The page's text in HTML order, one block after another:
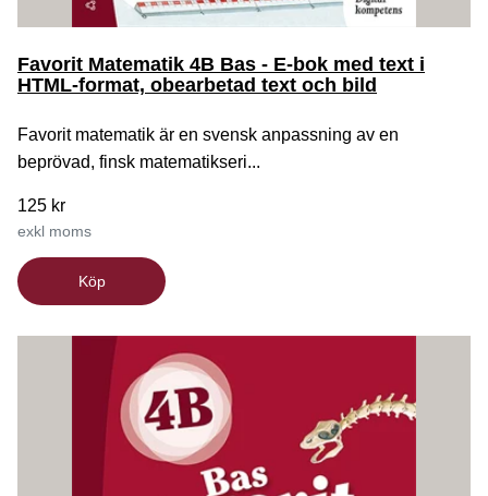
Favorit Matematik 4B Bas - E-bok med text i
HTML-format, obearbetad text och bild
Favorit matematik är en svensk anpassning av en
beprövad, finsk matematikseri...
125 kr
exkl moms
Köp